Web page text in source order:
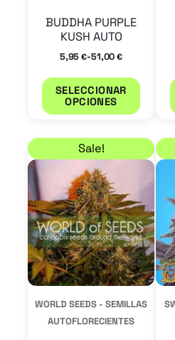
BUDDHA PURPLE
KUSH AUTO
5,95€-51,00€
SELECCIONAR
OPCIONES
Sale!
WORLD SEEDS - SEMILLAS
AUTOFLORECIENTES
Rango de
Este
tiene
Las
se